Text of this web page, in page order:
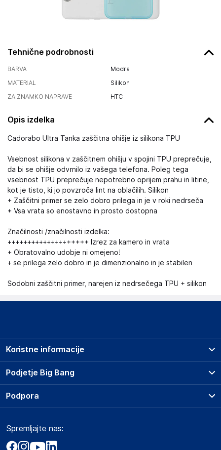
Tehnične podrobnosti
BARVA
Modra
MATERIAL
Silikon
ZA ZNAMKO NAPRAVE
HTC
Opis izdelka
Cadorabo Ultra Tanka zaščitna ohišje iz silikona TPU
Vsebnost silikona v zaščitnem ohišju v spojini TPU preprečuje,
da bi se ohišje odvrnilo iz vašega telefona. Poleg tega
vsebnost TPU preprečuje nepotrebno oprijem prahu in litine,
kot je tisto, ki jo povzroča lint na oblačilih. Silikon
+ Zaščitni primer se zelo dobro prilega in je v roki nedrseča
+ Vsa vrata so enostavno in prosto dostopna
Značilnosti /značilnosti izdelka:
++++++++++++++++++++ Izrez za kamero in vrata
+ Obratovalno udobje ni omejeno!
+ se prilega zelo dobro in je dimenzionalno in je stabilen
Sodobni zaščitni primer, narejen iz nedrsečega TPU + silikon
Podjetje Big Bang
O podjetju
Obvestila za javnost
Akt o digitalnih storitvah
Koristne informacije
Prodajna mesta
Storitve
Dostava, vnos in odvoz
Podpora
Marketplace
Kako oddati naročilo?
Spremljajte nas: